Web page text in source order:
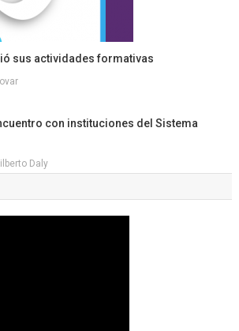
sus actividades formativas
con instituciones del Sistema
Daly